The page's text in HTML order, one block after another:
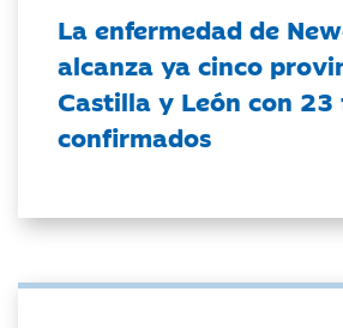
La enfermedad de
alcanza ya cinco
Castilla y León con 23
confirmados